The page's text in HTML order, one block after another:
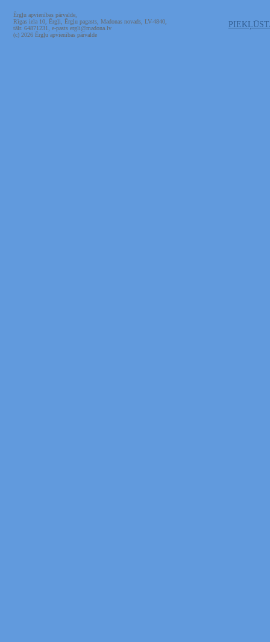
Ērgļu apvienības pārvalde,
Rīgas iela 10, Ērgļi, Ērgļu pagasts, Madonas novads, LV-4840,
tālr. 64871231, e-pasts ergli@madona.lv
(c) 2026 Ērgļu apvienības pārvalde